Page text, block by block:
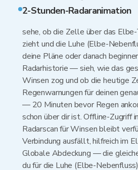
2-Stunden-Radaranimation
sehe, ob die Zelle über das
zieht und die Luhe (Elbe-
deine Pläne oder danach
Radarhistorie — sieh, wie das
Winsen zog und ob die heutige
Regenwarnungen für deinen
— 20 Minuten bevor Regen
schon über dir ist. Offline-
Radarscan für Winsen bleibt
Verbindung ausfällt, hilfreich im
Globale Abdeckung — die
du für die Luhe (Elbe-